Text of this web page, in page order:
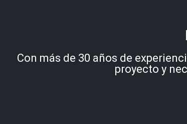
Con más de 30 años de
proyecto y